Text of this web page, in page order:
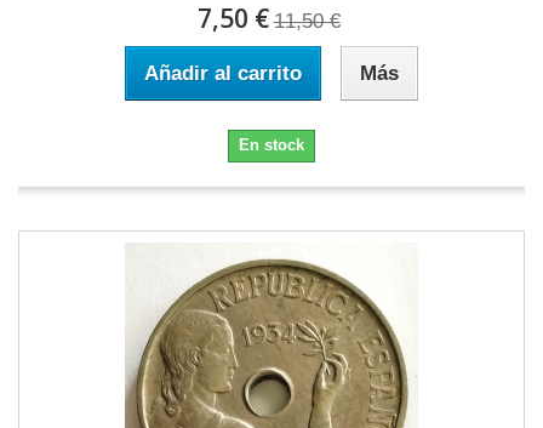
7,50 € 11,50 €
Añadir al carrito Más
En stock